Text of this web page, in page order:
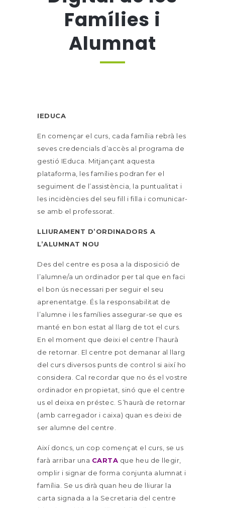
Famílies i
Alumnat
IEDUCA
En començar el curs, cada família rebrà les
seves credencials d’accès al programa de
gestió IEduca. Mitjançant aquesta
plataforma, les famílies podran fer el
seguiment de l’assistència, la puntualitat i
les incidències del seu fill i filla i comunicar-
se amb el professorat.
LLIURAMENT D’ORDINADORS A
L’ALUMNAT NOU
Des del centre es posa a la disposició de
l’alumne/a un ordinador per tal que en faci
el bon ús necessari per seguir el seu
aprenentatge. És la responsabilitat de
l’alumne i les famílies assegurar-se que es
manté en bon estat al llarg de tot el curs.
En el moment que deixi el centre l’haurà
de retornar. El centre pot demanar al llarg
del curs diversos punts de control si així ho
considera. Cal recordar que no és el vostre
ordinador en propietat, sinó que el centre
us el deixa en préstec. S’haurà de retornar
(amb carregador i caixa) quan es deixi de
ser alumne del centre.
Així doncs, un cop començat el curs, se us
farà arribar una CARTA que heu de llegir,
omplir i signar de forma conjunta alumnat i
família. Se us dirà quan heu de lliurar la
carta signada a la Secretaria del centre